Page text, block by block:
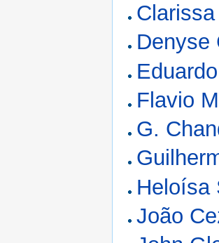
Denyse
Flavio
G.
Heloísa
João